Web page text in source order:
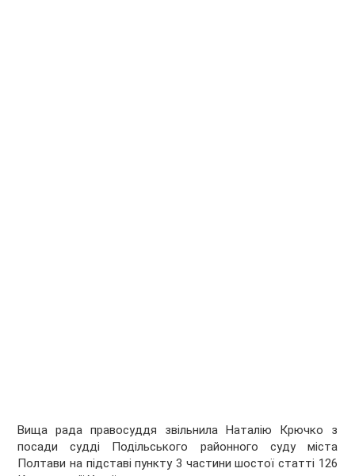
Вища рада правосуддя звільнила Наталію Крючко з
посади судді Подільського районного суду міста
Полтави на підставі пункту 3 частини шостої статті 126